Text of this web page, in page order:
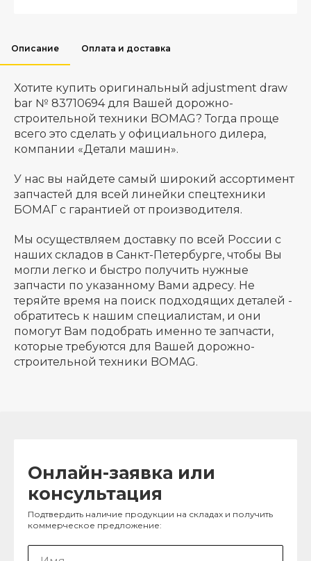
Описание Оплата и доставка
Хотите купить оригинальный adjustment draw
bar № 83710694 для Вашей дорожно-
строительной техники BOMAG? Тогда проще
всего это сделать у официального дилера,
компании «Детали машин».
У нас вы найдете самый широкий ассортимент
запчастей для всей линейки спецтехники
БОМАГ с гарантией от производителя.
Мы осуществляем доставку по всей России с
наших складов в Санкт-Петербурге, чтобы Вы
могли легко и быстро получить нужные
запчасти по указанному Вами адресу. Не
теряйте время на поиск подходящих деталей -
обратитесь к нашим специалистам, и они
помогут Вам подобрать именно те запчасти,
которые требуются для Вашей дорожно-
строительной техники BOMAG.
Онлайн-заявка или
консультация
Подтвердить наличие продукции на складах и получить
коммерческое предложение: